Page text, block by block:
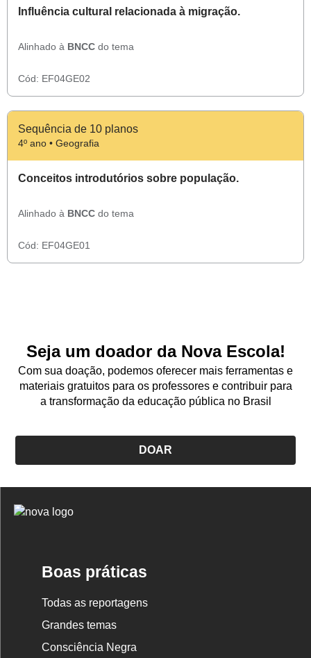
Influência cultural relacionada à migração.
Alinhado à BNCC do tema
Cód: EF04GE02
Sequência de 10 planos
4º ano • Geografia
Conceitos introdutórios sobre população.
Alinhado à BNCC do tema
Cód: EF04GE01
Seja um doador da Nova Escola!
Com sua doação, podemos oferecer mais ferramentas e
materiais gratuitos para os professores e contribuir para
a transformação da educação pública no Brasil
DOAR
Logo
Boas práticas
Todas as reportagens
Grandes temas
Consciência Negra